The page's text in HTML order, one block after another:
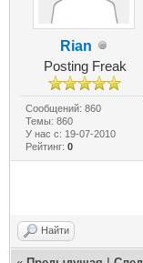
Rian
Posting Freak
Сообщений: 860
Темы: 860
У нас с: 19-07-2010
Рейтинг: 0
Найти